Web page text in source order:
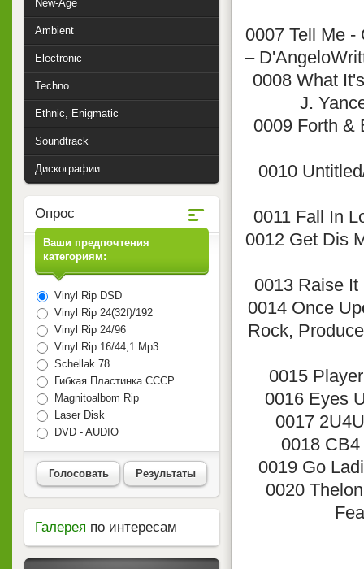
0007 Tell Me -
–
0008 What
J.
0009 Forth &
0010
0011 Fall In
0012 Get Dis
0013 Raise It
0014 Once
Rock,
0015
0016 Eyes
0017
0018 CB4
0019 Go
0020
New-Age
Ambient
Electronic
Techno
Ethnic, Enigmatic
Soundtrack
Дискографии
Опрос
Ваши предпочтения
категориям:
Vinyl Rip DSD
Vinyl Rip 24(32f)/192
Vinyl Rip 24/96
Vinyl Rip 16/44,1 Mp3
Schellak 78
Гибкая Пластинка СССР
Magnitoalbom Rip
Laser Disk
DVD - AUDIO
Голосовать Результаты
Галерея по интересам